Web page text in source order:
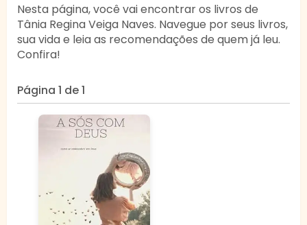
Nesta página, você vai encontrar os livros de
Tânia Regina Veiga Naves. Navegue por seus livros,
sua vida e leia as recomendações de quem já leu.
Confira!
Página 1 de 1